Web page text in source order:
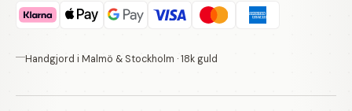
Handgjord i Malmö & Stockholm · 18k guld